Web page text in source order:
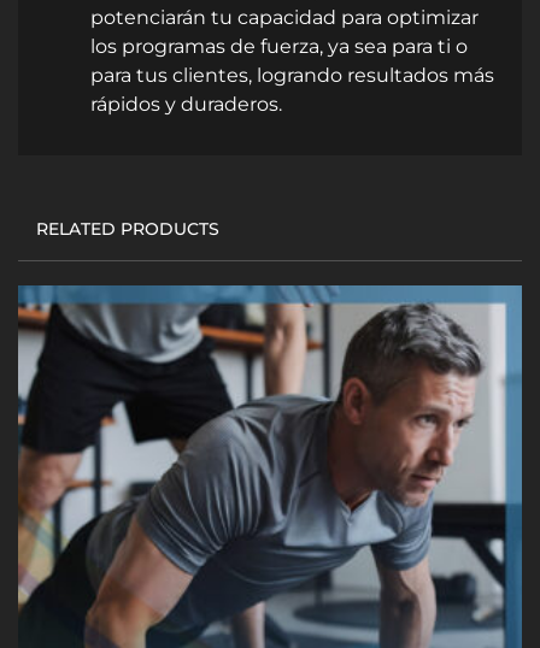
potenciarán tu capacidad para optimizar
los programas de fuerza, ya sea para ti o
para tus clientes, logrando resultados más
rápidos y duraderos.
RELATED PRODUCTS